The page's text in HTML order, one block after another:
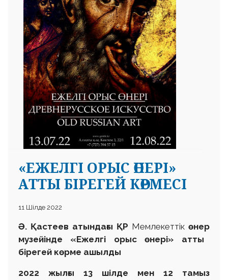
«ЕЖЕЛГІ ОРЫС ӨНЕРІ»
АТТЫ БІРЕГЕЙ КӨРМЕCІ
11 Шілде 2022
Ә. Қастеев атындағы ҚР Мемлекеттік өнер
музейінде «Ежелгі орыс өнері» атты
бірегей көрме ашылды
2022 жылғы 13 шілде мен 12 тамыз